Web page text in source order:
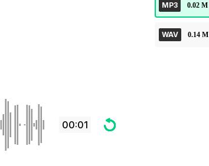
00:01
MP3 0.02 M
WAV 0.14 M